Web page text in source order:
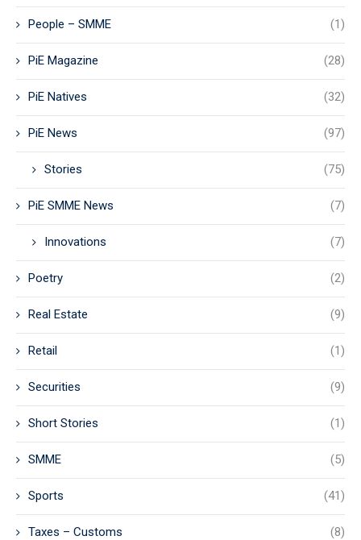
People – SMME (1)
PiE Magazine (28)
PiE Natives (32)
PiE News (97)
Stories (75)
PiE SMME News (7)
Innovations (7)
Poetry (2)
Real Estate (9)
Retail (1)
Securities (9)
Short Stories (1)
SMME (5)
Sports (41)
Taxes – Customs (8)